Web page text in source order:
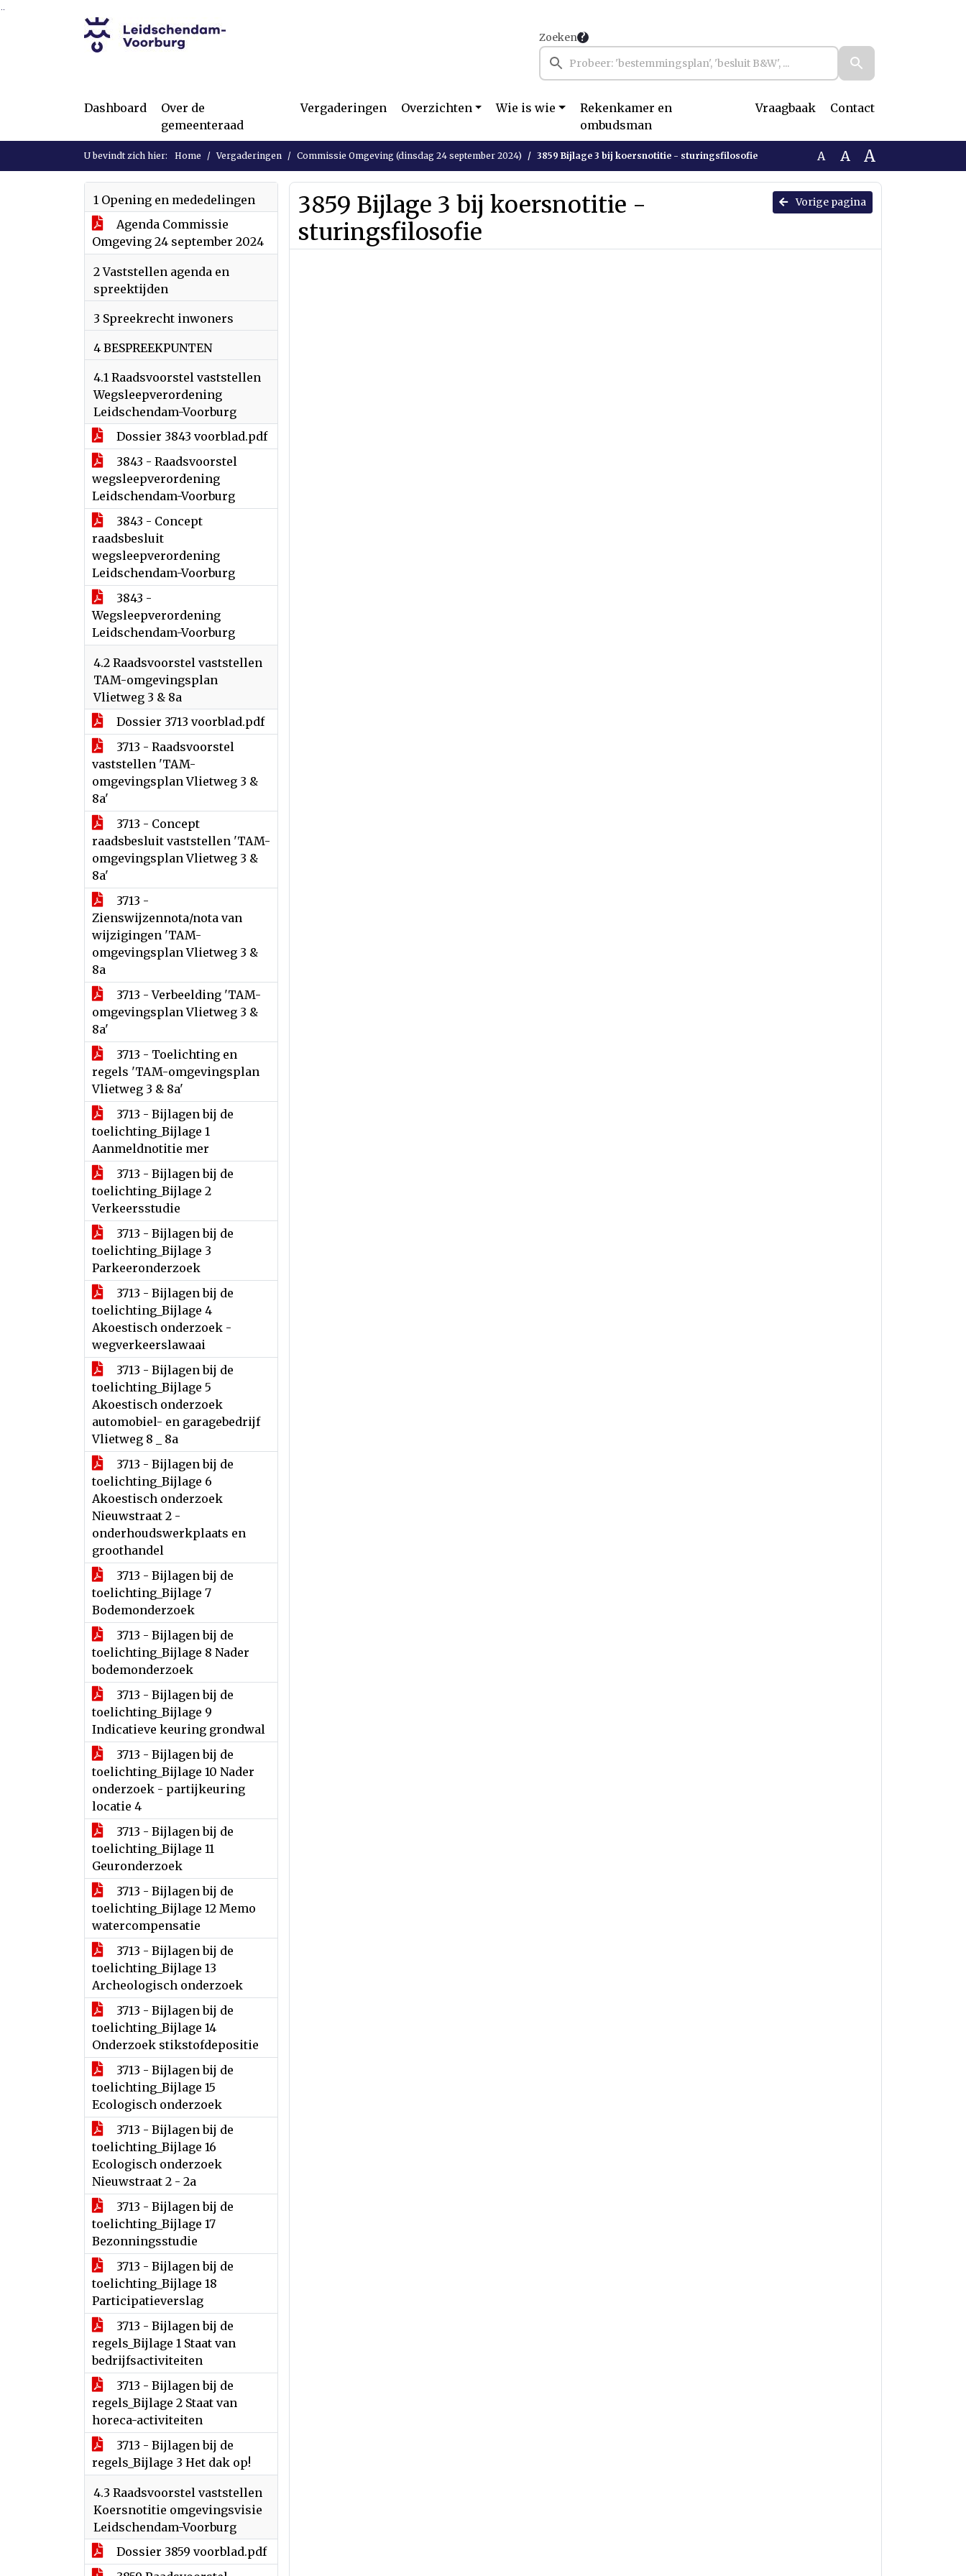
Ga naar de inhoud van deze pagina
Ga naar het zoeken
Ga naar het menu
Zoeken
Dashboard
Over de
gemeenteraad
Vergaderingen Overzichten Wie is wie
Rekenkamer en
ombudsman
Vraagbaak Contact
U bevindt zich hier: Home Vergaderingen Commissie Omgeving (dinsdag 24 september 2024) 3859 Bijlage 3 bij koersnotitie - sturingsfilosofie A A A
1 Opening en mededelingen
Agenda Commissie
Omgeving 24 september 2024
2 Vaststellen agenda en
spreektijden
3 Spreekrecht inwoners
4 BESPREEKPUNTEN
4.1 Raadsvoorstel vaststellen
Wegsleepverordening
Leidschendam-Voorburg
Dossier 3843 voorblad.pdf
3843 - Raadsvoorstel
wegsleepverordening
Leidschendam-Voorburg
3843 - Concept
raadsbesluit
wegsleepverordening
Leidschendam-Voorburg
3843 -
Wegsleepverordening
Leidschendam-Voorburg
4.2 Raadsvoorstel vaststellen
TAM-omgevingsplan
Vlietweg 3 & 8a
Dossier 3713 voorblad.pdf
3713 - Raadsvoorstel
vaststellen 'TAM-
omgevingsplan Vlietweg 3 &
8a'
3713 - Concept
raadsbesluit vaststellen 'TAM-
omgevingsplan Vlietweg 3 &
8a'
3713 -
Zienswijzennota/nota van
wijzigingen 'TAM-
omgevingsplan Vlietweg 3 &
8a
3713 - Verbeelding 'TAM-
omgevingsplan Vlietweg 3 &
8a'
3713 - Toelichting en
regels 'TAM-omgevingsplan
Vlietweg 3 & 8a'
3713 - Bijlagen bij de
toelichting_Bijlage 1
Aanmeldnotitie mer
3713 - Bijlagen bij de
toelichting_Bijlage 2
Verkeersstudie
3713 - Bijlagen bij de
toelichting_Bijlage 3
Parkeeronderzoek
3713 - Bijlagen bij de
toelichting_Bijlage 4
Akoestisch onderzoek -
wegverkeerslawaai
3713 - Bijlagen bij de
toelichting_Bijlage 5
Akoestisch onderzoek
automobiel- en garagebedrijf
Vlietweg 8 _ 8a
3713 - Bijlagen bij de
toelichting_Bijlage 6
Akoestisch onderzoek
Nieuwstraat 2 -
onderhoudswerkplaats en
groothandel
3713 - Bijlagen bij de
toelichting_Bijlage 7
Bodemonderzoek
3713 - Bijlagen bij de
toelichting_Bijlage 8 Nader
bodemonderzoek
3713 - Bijlagen bij de
toelichting_Bijlage 9
Indicatieve keuring grondwal
3713 - Bijlagen bij de
toelichting_Bijlage 10 Nader
onderzoek - partijkeuring
locatie 4
3713 - Bijlagen bij de
toelichting_Bijlage 11
Geuronderzoek
3713 - Bijlagen bij de
toelichting_Bijlage 12 Memo
watercompensatie
3713 - Bijlagen bij de
toelichting_Bijlage 13
Archeologisch onderzoek
3713 - Bijlagen bij de
toelichting_Bijlage 14
Onderzoek stikstofdepositie
3713 - Bijlagen bij de
toelichting_Bijlage 15
Ecologisch onderzoek
3713 - Bijlagen bij de
toelichting_Bijlage 16
Ecologisch onderzoek
Nieuwstraat 2 - 2a
3713 - Bijlagen bij de
toelichting_Bijlage 17
Bezonningsstudie
3713 - Bijlagen bij de
toelichting_Bijlage 18
Participatieverslag
3713 - Bijlagen bij de
regels_Bijlage 1 Staat van
bedrijfsactiviteiten
3713 - Bijlagen bij de
regels_Bijlage 2 Staat van
horeca-activiteiten
3713 - Bijlagen bij de
regels_Bijlage 3 Het dak op!
4.3 Raadsvoorstel vaststellen
Koersnotitie omgevingsvisie
Leidschendam-Voorburg
Dossier 3859 voorblad.pdf
Vorige pagina
3859 Bijlage 3 bij koersnotitie -
sturingsfilosofie